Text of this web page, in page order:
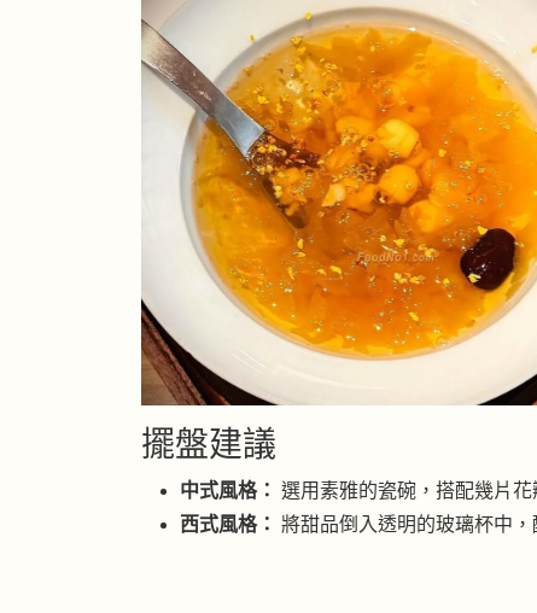
擺盤建議
中式風格： 選用素雅的瓷碗，搭配幾片花
西式風格： 將甜品倒入透明的玻璃杯中